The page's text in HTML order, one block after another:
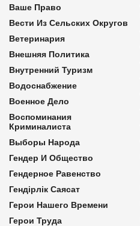
Ваше Право
Вести Из Сельских Округов
Ветеринария
Внешняя Политика
Внутренний Туризм
Водоснабжение
Военное Дело
Воспоминания
Криминалиста
Выборы Народа
Гендер И Общество
Гендерное Равенство
Гендірлік Саясат
Герои Нашего Времени
Герои Труда